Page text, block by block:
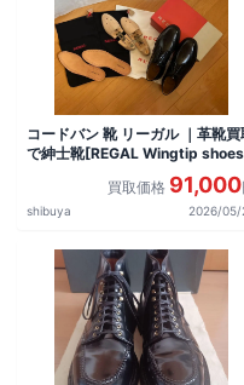
コードバン 靴 リーガル ｜革靴買
で紳士靴[REGAL Wingtip
買取価格 91,000
shibuya 2026/05/